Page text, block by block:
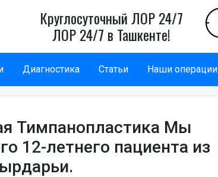
Круглосуточный ЛОР 24/7
ЛОР 24/7 в Ташкенте!
Диагностика Статьи Наши операции
Тимпанопластика Мы
12-летнего пациента из